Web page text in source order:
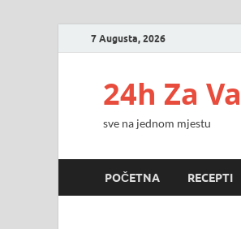
7 Augusta, 2026
24h Za
sve na jednom mjestu
POČETNA RECEPTI